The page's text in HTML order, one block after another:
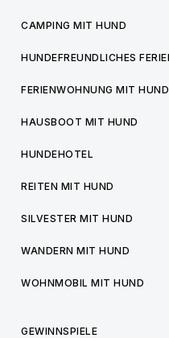
CAMPING MIT HUND
HUNDEFREUNDLICHES
FERIENWOHNUNG MIT HUND
HAUSBOOT MIT HUND
HUNDEHOTEL
REITEN MIT HUND
SILVESTER MIT HUND
WANDERN MIT HUND
WOHNMOBIL MIT HUND
GEWINNSPIELE